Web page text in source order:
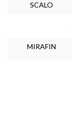
SCALO
MIRAFIN